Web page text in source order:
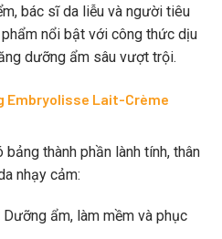
bác sĩ da liễu và người tiêu
nổi bật với công thức dịu
dưỡng ẩm sâu vượt trội.
Embryolisse Lait-Crème
thành phần lành tính, thân
nhạy cảm:
Dưỡng ẩm, làm mềm và phục